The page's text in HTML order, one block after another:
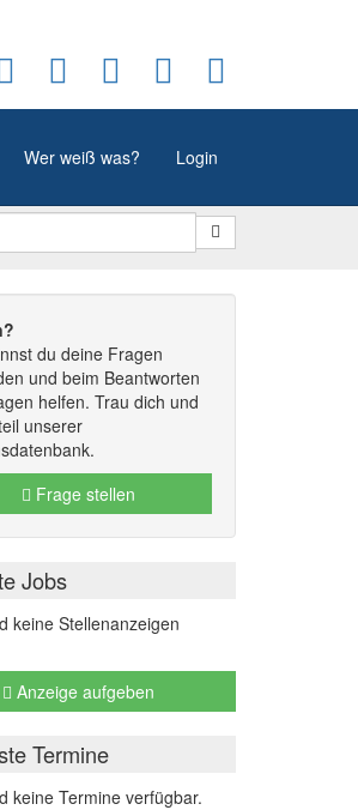
Wer weiß was? Login
du deine Fragen
und beim Beantworten
helfen. Trau dich und
unserer
Frage stellen
Jobs
keine Stellenanzeigen
Anzeige aufgeben
Termine
keine Termine verfügbar.